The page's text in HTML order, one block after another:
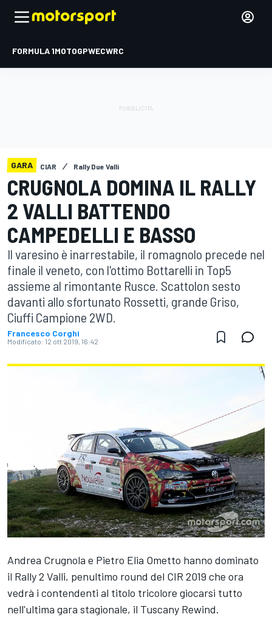
FORMULA 1MOTOGPWECWRC
GARA CIAR Rally Due Valli
CRUGNOLA DOMINA IL RALLY
2 VALLI BATTENDO
CAMPEDELLI E BASSO
Il varesino è inarrestabile, il romagnolo precede nel
finale il veneto, con l'ottimo Bottarelli in Top5
assieme al rimontante Rusce. Scattolon sesto
davanti allo sfortunato Rossetti, grande Griso,
Ciuffi Campione 2WD.
Francesco Corghi
Modificato: 12 ott 2019, 16:42
Andrea Crugnola e Pietro Elia Ometto hanno dominato
il Rally 2 Valli, penultimo round del CIR 2019 che ora
vedrà i contendenti al titolo tricolore giocarsi tutto
nell'ultima gara stagionale, il Tuscany Rewind.